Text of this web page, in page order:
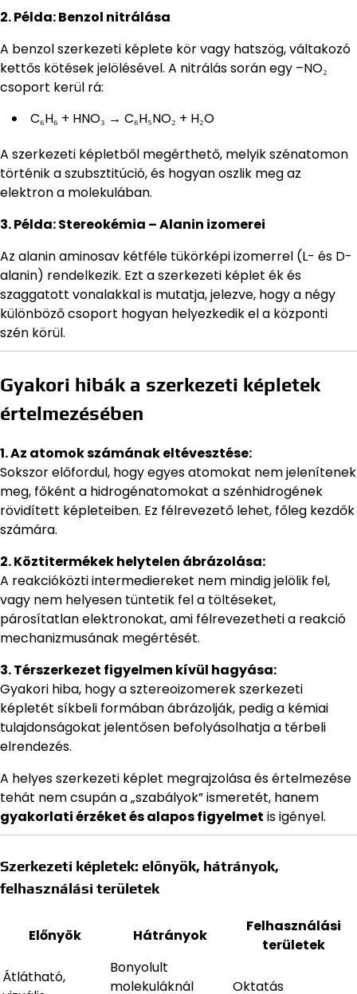
2. Példa: Benzol nitrálása
A benzol szerkezeti képlete kör vagy hatszög, váltakozó
kettős kötések jelölésével. A nitrálás során egy –NO₂
csoport kerül rá:
C₆H₆ + HNO₃ → C₆H₅NO₂ + H₂O
A szerkezeti képletből megérthető, melyik szénatomon
történik a szubsztitúció, és hogyan oszlik meg az
elektron a molekulában.
3. Példa: Stereokémia – Alanin izomerei
Az alanin aminosav kétféle tükörképi izomerrel (L- és D-
alanin) rendelkezik. Ezt a szerkezeti képlet ék és
szaggatott vonalakkal is mutatja, jelezve, hogy a négy
különböző csoport hogyan helyezkedik el a központi
szén körül.
Gyakori hibák a szerkezeti képletek
értelmezésében
1. Az atomok számának eltévesztése:
Sokszor előfordul, hogy egyes atomokat nem jelenítenek
meg, főként a hidrogénatomokat a szénhidrogének
rövidített képleteiben. Ez félrevezető lehet, főleg kezdők
számára.
2. Köztitermékek helytelen ábrázolása:
A reakcióközti intermediereket nem mindig jelölik fel,
vagy nem helyesen tüntetik fel a töltéseket,
párosítatlan elektronokat, ami félrevezetheti a reakció
mechanizmusának megértését.
3. Térszerkezet figyelmen kívül hagyása:
Gyakori hiba, hogy a sztereoizomerek szerkezeti
képletét síkbeli formában ábrázolják, pedig a kémiai
tulajdonságokat jelentősen befolyásolhatja a térbeli
elrendezés.
A helyes szerkezeti képlet megrajzolása és értelmezése
tehát nem csupán a „szabályok” ismeretét, hanem
gyakorlati érzéket és alapos figyelmet is igényel.
Szerkezeti képletek: előnyök, hátrányok,
felhasználási területek
Előnyök Hátrányok
Felhasználási
területek
Átlátható,
Bonyolult
molekuláknál
Oktatás